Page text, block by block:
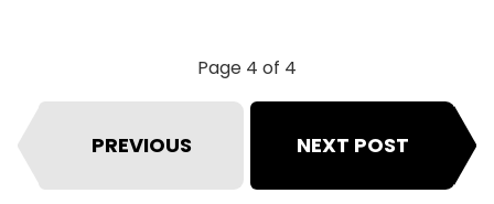
Page 4 of 4
PREVIOUS NEXT POST